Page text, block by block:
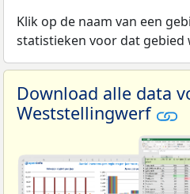
Klik op de naam van een
statistieken voor dat gebied
Download alle data
Weststellingwerf